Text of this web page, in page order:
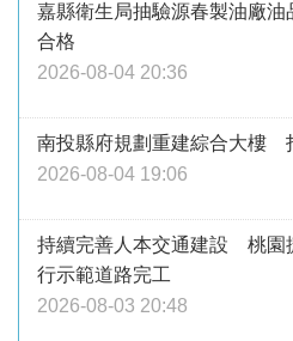
嘉縣衛生局抽驗源春製油廠
合格
2026-08-04 20:36
南投縣府規劃重建綜合大樓
2026-08-04 19:06
持續完善人本交通建設 桃園
行示範道路完工
2026-08-03 20:48